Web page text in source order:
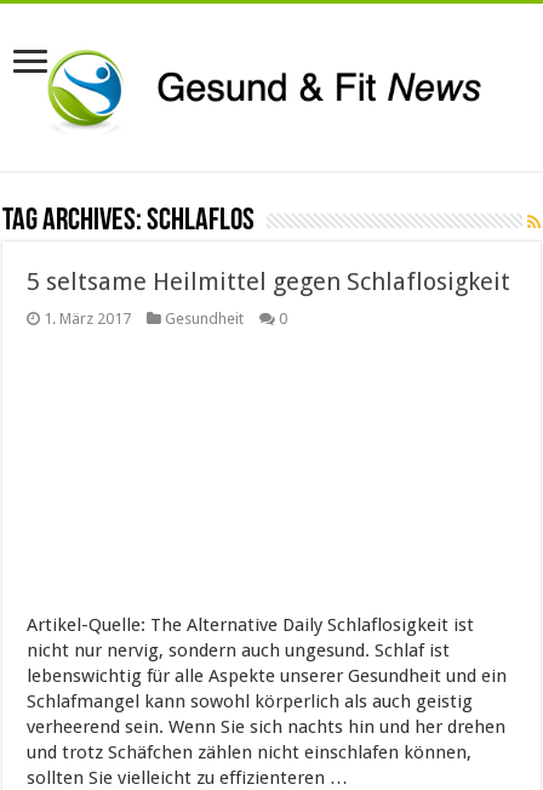
Tag Archives:schlaflos
5 seltsame Heilmittel gegen Schlaflosigkeit
1. März 2017 Gesundheit 0
Artikel-Quelle: The Alternative Daily Schlaflosigkeit ist
nicht nur nervig, sondern auch ungesund. Schlaf ist
lebenswichtig für alle Aspekte unserer Gesundheit und ein
Schlafmangel kann sowohl körperlich als auch geistig
verheerend sein. Wenn Sie sich nachts hin und her drehen
und trotz Schäfchen zählen nicht einschlafen können,
sollten Sie vielleicht zu effizienteren …